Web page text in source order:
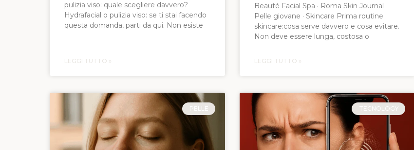
pulizia viso: quale scegliere davvero?
Hydrafacial o pulizia viso: se ti stai facendo
questa domanda, parti da qui. Non esiste
LEGGI TUTTO »
Beauté Facial Spa · Roma Skin Journal
Pelle giovane · Skincare Prima routine
skincare:cosa serve davvero e cosa evitare.
Non deve essere lunga, costosa o
LEGGI TUTTO »
PELLE TECNOLOGY